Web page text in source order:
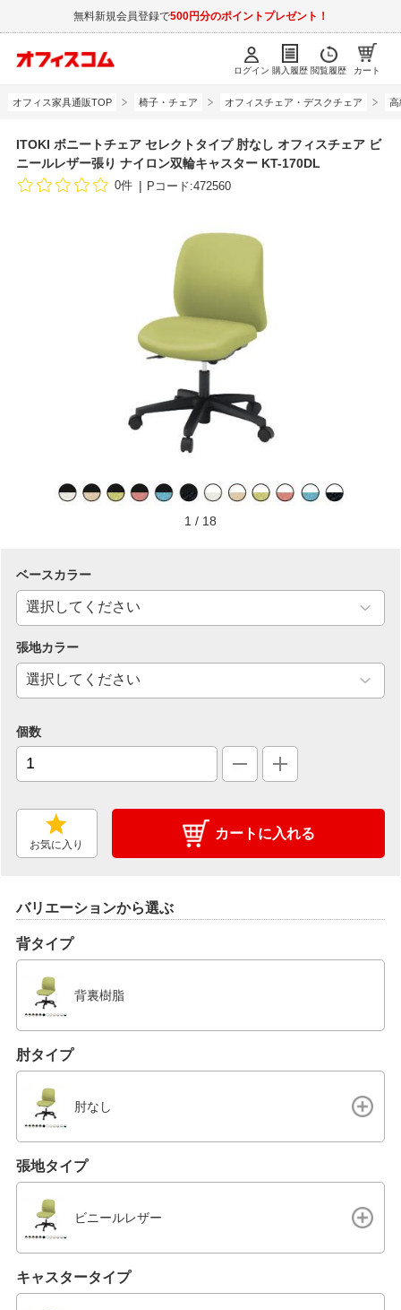
無料新規会員登録で500円分のポイントプレゼント！
ログイン 購入履歴 閲覧履歴 カート
オフィス家具通販TOP 椅子・チェア オフィスチェア・デスクチェア 高
ITOKI ボニートチェア セレクトタイプ 肘なし オフィスチェア ビ
ニールレザー張り ナイロン双輪キャスター KT-170DL
0件 Pコード:472560
1 / 18
ベースカラー
張地カラー
個数
お気に入り
カートに入れる
バリエーションから選ぶ
背タイプ
背裏樹脂
肘タイプ
肘なし
張地タイプ
ビニールレザー
キャスタータイプ